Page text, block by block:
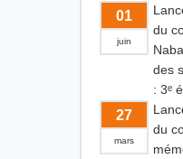
01
juin
du
des
: 3ᵉ
27
mars
du